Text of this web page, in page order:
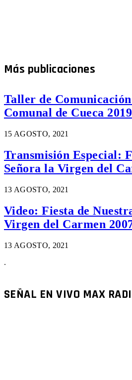
Más publicaciones
Taller de
Comunal de Cueca 2019
15 AGOSTO, 2021
Transmisión Especial:
Señora la Virgen del
13 AGOSTO, 2021
Video: Fiesta de
Virgen del Carmen
13 AGOSTO, 2021
.
SEÑAL EN VIVO MAX